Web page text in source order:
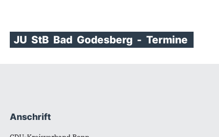
JU StB Bad Godesberg - Termine
Fußbereich
Anschrift